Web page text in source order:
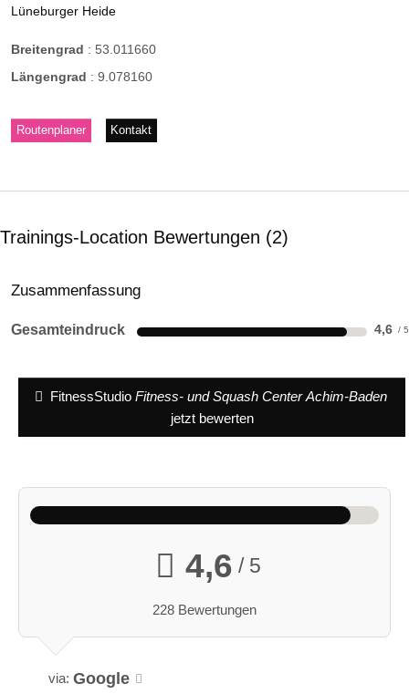
Lüneburger Heide
Breitengrad : 53.011660
Längengrad : 9.078160
Routenplaner Kontakt
Trainings-Location Bewertungen 2
Zusammenfassung
Gesamteindruck 4,6
FitnessStudioFitness- und Squash Center Achim-Baden
jetzt bewerten
4,6 / 5
228 Bewertungen
via: Google